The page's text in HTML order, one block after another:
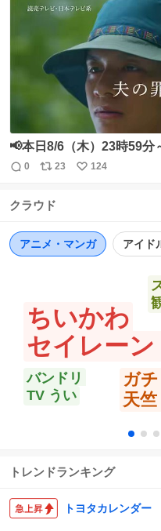
https://t.co/Ltp1OVpp2c #田中麗奈 #古川雄大 #前田公輝 #
尾崎匠海（#INI）
https://t.co/jh5zPIVeUB
ス
ね
📢本日8/6（木）23時59分
～完璧な妻の嘘～』👅 夫の罪とは── 妻が抱える秘密とは
田中麗奈 #古川雄大 #前田
返
数
0
リ
ス
数
23
い
124
クラウド
アニメ・マンガ アイド
ちいかわ
セイレー
ガ
天
バンドリ
TV うい
トレンドランキング
トヨタカレンダー